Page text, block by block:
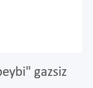
gazsiz